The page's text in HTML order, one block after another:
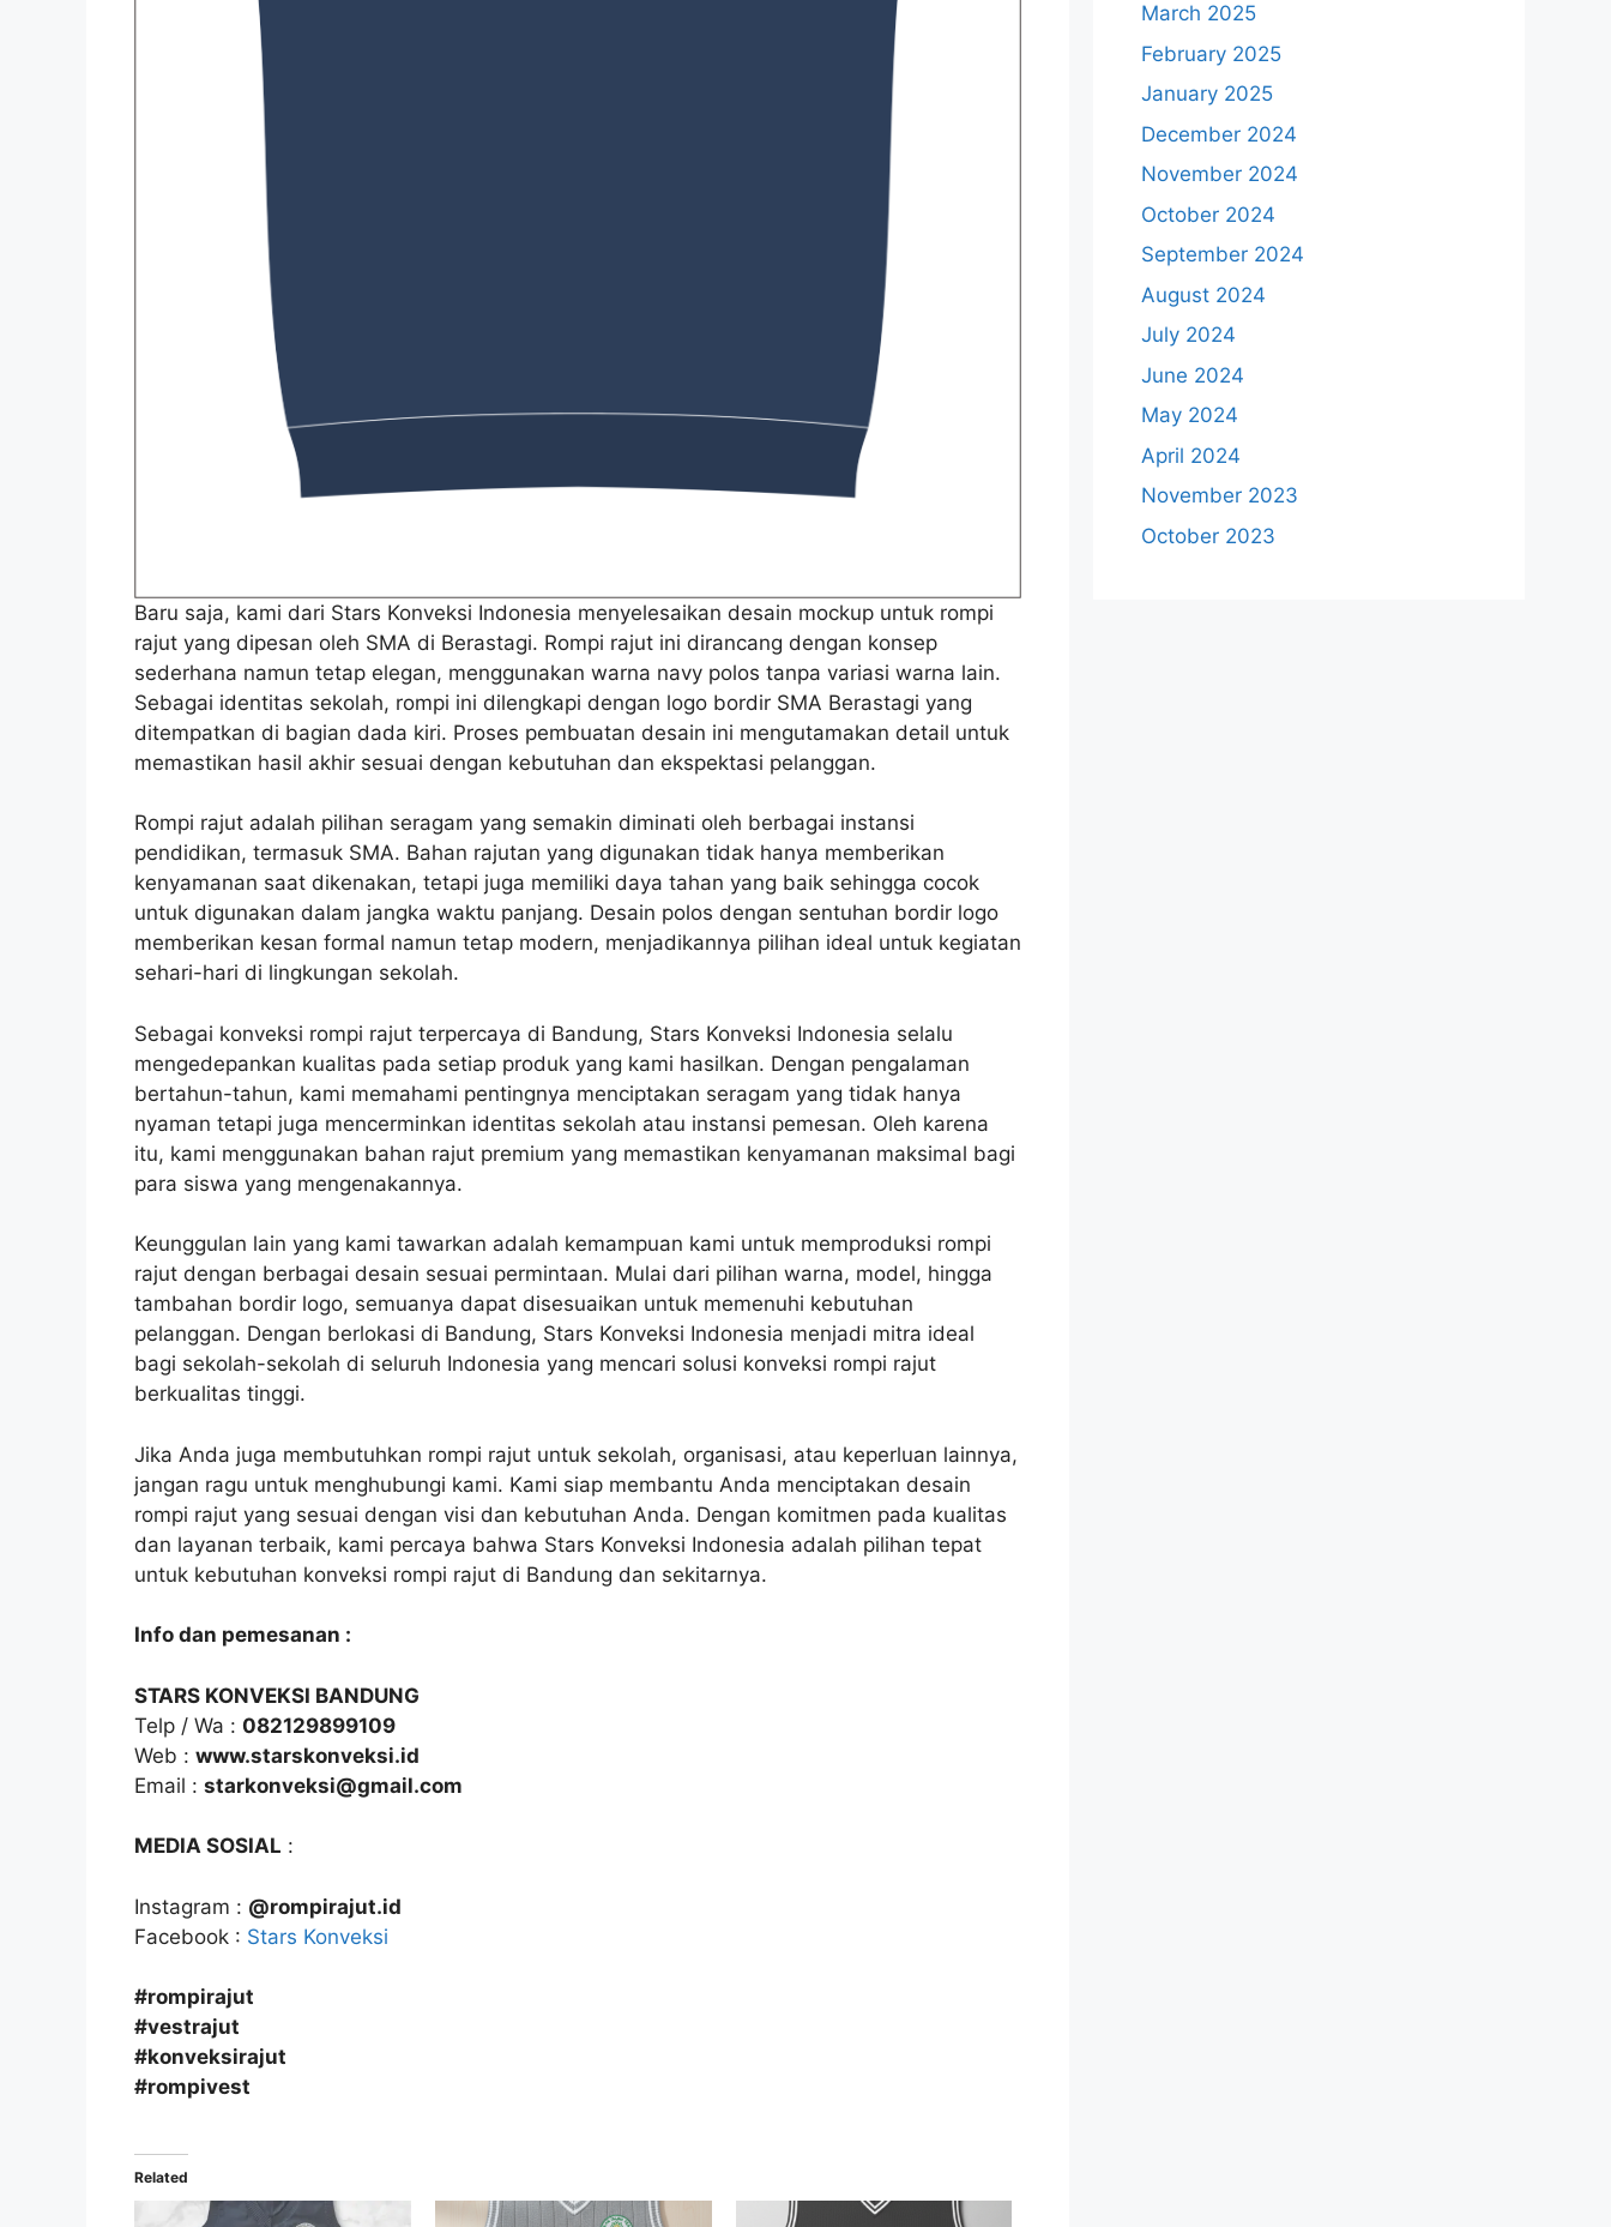
Baru saja, kami dari Stars Konveksi Indonesia menyelesaikan desain mockup untuk rompi
rajut yang dipesan oleh SMA di Berastagi. Rompi rajut ini dirancang dengan konsep
sederhana namun tetap elegan, menggunakan warna navy polos tanpa variasi warna lain.
Sebagai identitas sekolah, rompi ini dilengkapi dengan logo bordir SMA Berastagi yang
ditempatkan di bagian dada kiri. Proses pembuatan desain ini mengutamakan detail untuk
memastikan hasil akhir sesuai dengan kebutuhan dan ekspektasi pelanggan.
Rompi rajut adalah pilihan seragam yang semakin diminati oleh berbagai instansi
pendidikan, termasuk SMA. Bahan rajutan yang digunakan tidak hanya memberikan
kenyamanan saat dikenakan, tetapi juga memiliki daya tahan yang baik sehingga cocok
untuk digunakan dalam jangka waktu panjang. Desain polos dengan sentuhan bordir logo
memberikan kesan formal namun tetap modern, menjadikannya pilihan ideal untuk kegiatan
sehari-hari di lingkungan sekolah.
Sebagai konveksi rompi rajut terpercaya di Bandung, Stars Konveksi Indonesia selalu
mengedepankan kualitas pada setiap produk yang kami hasilkan. Dengan pengalaman
bertahun-tahun, kami memahami pentingnya menciptakan seragam yang tidak hanya
nyaman tetapi juga mencerminkan identitas sekolah atau instansi pemesan. Oleh karena
itu, kami menggunakan bahan rajut premium yang memastikan kenyamanan maksimal bagi
para siswa yang mengenakannya.
Keunggulan lain yang kami tawarkan adalah kemampuan kami untuk memproduksi rompi
rajut dengan berbagai desain sesuai permintaan. Mulai dari pilihan warna, model, hingga
tambahan bordir logo, semuanya dapat disesuaikan untuk memenuhi kebutuhan
pelanggan. Dengan berlokasi di Bandung, Stars Konveksi Indonesia menjadi mitra ideal
bagi sekolah-sekolah di seluruh Indonesia yang mencari solusi konveksi rompi rajut
berkualitas tinggi.
Jika Anda juga membutuhkan rompi rajut untuk sekolah, organisasi, atau keperluan lainnya,
jangan ragu untuk menghubungi kami. Kami siap membantu Anda menciptakan desain
rompi rajut yang sesuai dengan visi dan kebutuhan Anda. Dengan komitmen pada kualitas
dan layanan terbaik, kami percaya bahwa Stars Konveksi Indonesia adalah pilihan tepat
untuk kebutuhan konveksi rompi rajut di Bandung dan sekitarnya.
Info dan pemesanan :
STARS KONVEKSI BANDUNG
Telp / Wa : 082129899109
Web : www.starskonveksi.id
Email : starkonveksi@gmail.com
MEDIA SOSIAL :
Instagram : @rompirajut.id
Facebook : Stars Konveksi
#rompirajut
#vestrajut
#konveksirajut
#rompivest
Related
March 2025
February 2025
January 2025
December 2024
November 2024
October 2024
September 2024
August 2024
July 2024
June 2024
May 2024
April 2024
November 2023
October 2023